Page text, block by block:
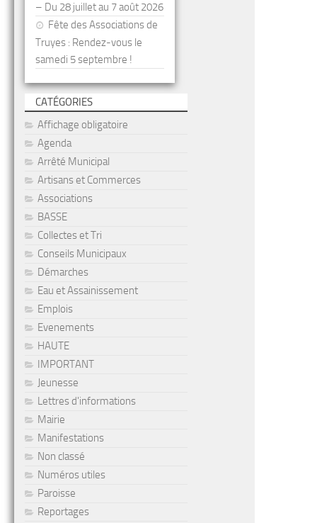
– Du 28 juillet au 7 août 2026
Fête des Associations de
Truyes : Rendez-vous le
samedi 5 septembre !
CATÉGORIES
Affichage obligatoire
Agenda
Arrêté Municipal
Artisans et Commerces
Associations
BASSE
Collectes et Tri
Conseils Municipaux
Démarches
Eau et Assainissement
Emplois
Evenements
HAUTE
IMPORTANT
Jeunesse
Lettres d'informations
Mairie
Manifestations
Non classé
Numéros utiles
Paroisse
Reportages